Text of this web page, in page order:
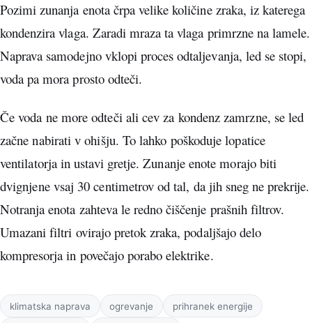
Pozimi zunanja enota črpa velike količine zraka, iz katerega
kondenzira vlaga. Zaradi mraza ta vlaga primrzne na lamele.
Naprava samodejno vklopi proces odtaljevanja, led se stopi,
voda pa mora prosto odteči.
Če voda ne more odteči ali cev za kondenz zamrzne, se led
začne nabirati v ohišju. To lahko poškoduje lopatice
ventilatorja in ustavi gretje. Zunanje enote morajo biti
dvignjene vsaj 30 centimetrov od tal, da jih sneg ne prekrije.
Notranja enota zahteva le redno čiščenje prašnih filtrov.
Umazani filtri ovirajo pretok zraka, podaljšajo delo
kompresorja in povečajo porabo elektrike.
Oznake
klimatska naprava ogrevanje prihranek energije